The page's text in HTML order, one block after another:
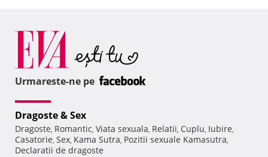
Urmareste-ne pe
Dragoste & Sex
Dragoste, Romantic, Viata sexuala, Relatii, Cuplu, Iubire,
Casatorie, Sex, Kama Sutra, Pozitii sexuale Kamasutra,
Declaratii de dragoste